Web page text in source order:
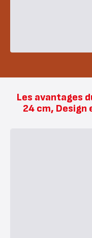
Les avantages
24 cm, Design